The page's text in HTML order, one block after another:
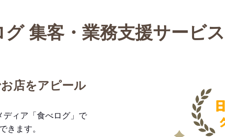
集客・業務支援サービ
店をアピール
ディア「食べログ」で
きます。